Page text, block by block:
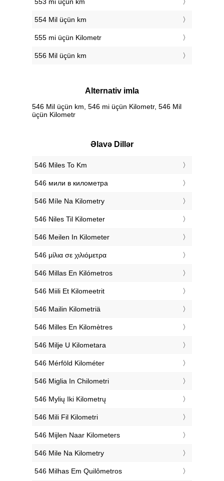
553 mi üçün km
554 Mil üçün km
555 mi üçün Kilometr
556 Mil üçün km
Alternativ imla
546 Mil üçün km, 546 mi üçün Kilometr, 546 Mil
üçün Kilometr
Əlavə Dillər
‎546 Miles To Km
‎546 мили в километра
‎546 Míle Na Kilometry
‎546 Niles Til Kilometer
‎546 Meilen In Kilometer
‎546 μίλια σε χιλιόμετρα
‎546 Millas En Kilómetros
‎546 Miili Et Kilomeetrit
‎546 Mailin Kilometriä
‎546 Milles En Kilomètres
‎546 Milje U Kilometara
‎546 Mérföld Kilométer
‎546 Miglia In Chilometri
‎546 Mylių Iki Kilometrų
‎546 Mili Fil Kilometri
‎546 Mijlen Naar Kilometers
‎546 Mile Na Kilometry
‎546 Milhas Em Quilômetros